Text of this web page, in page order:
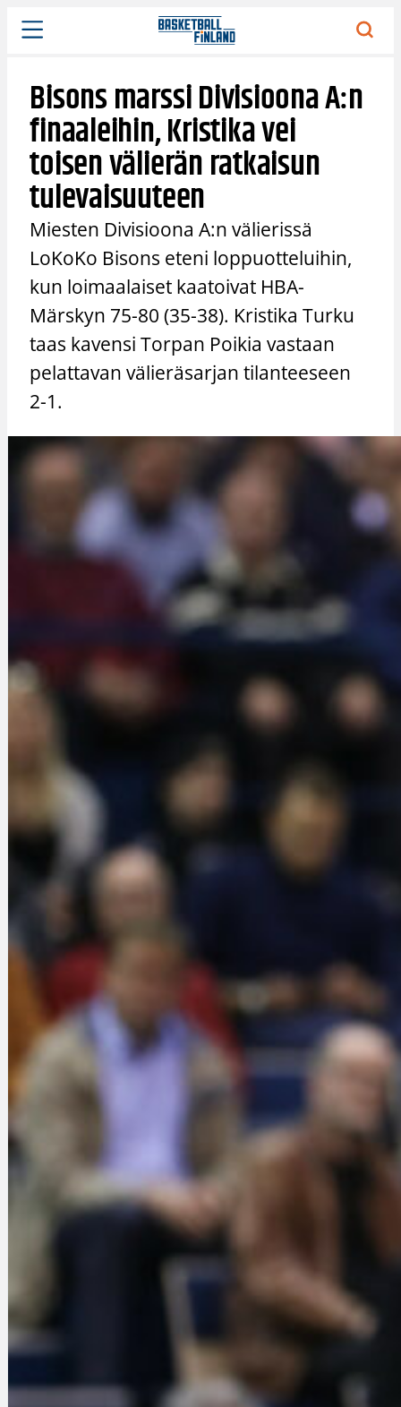
Siirry
sisältöön
Bisons marssi Divisioona A:n
finaaleihin, Kristika vei
toisen välierän ratkaisun
tulevaisuuteen
Miesten Divisioona A:n välierissä
LoKoKo Bisons eteni loppuotteluihin,
kun loimaalaiset kaatoivat HBA-
Märskyn 75-80 (35-38). Kristika Turku
taas kavensi Torpan Poikia vastaan
pelattavan välieräsarjan tilanteeseen
2-1.